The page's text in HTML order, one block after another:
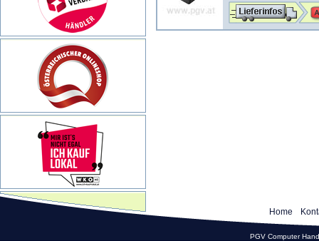
Home
PGV Computer